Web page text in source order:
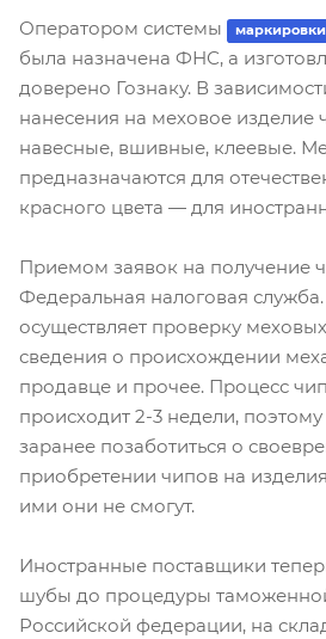
Оператором системы
была назначена ФНС, а
доверено Гознаку. В
нанесения на меховое изделие
навесные, вшивные, клеевые.
предназначаются для
красного цвета — для
Приемом заявок на получение
Федеральная налоговая
осуществляет проверку
сведения о происхождении
продавце и прочее. Процесс
происходит 2-3 недели,
заранее позаботиться о
приобретении чипов на
ими они не смогут.
Иностранные поставщики
шубы до процедуры
Российской федерации, на